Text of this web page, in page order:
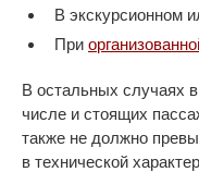
В экскурсионном
При
В остальных случаях
числе и стоящих
также не должно
в технической